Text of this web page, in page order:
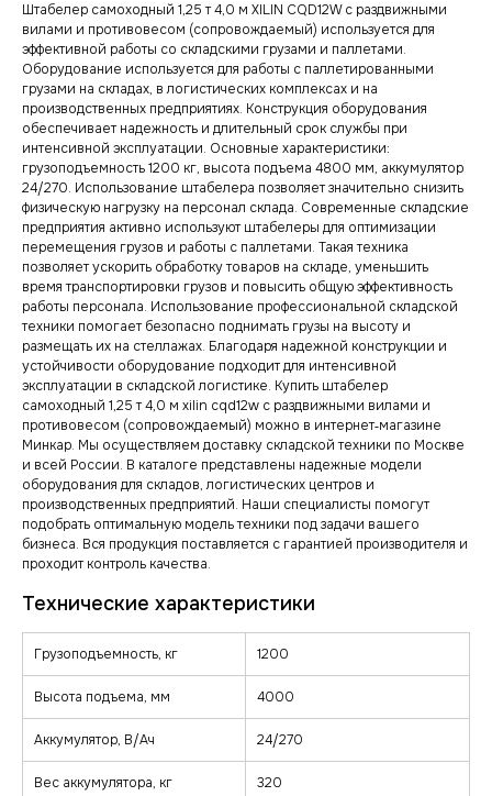
Штабелер самоходный 1,25 т 4,0 м XILIN CQD12W с раздвижными
вилами и противовесом (сопровождаемый) используется для
эффективной работы со складскими грузами и паллетами.
Оборудование используется для работы с паллетированными
грузами на складах, в логистических комплексах и на
производственных предприятиях. Конструкция оборудования
обеспечивает надежность и длительный срок службы при
интенсивной эксплуатации. Основные характеристики:
грузоподъемность 1200 кг, высота подъема 4800 мм, аккумулятор
24/270. Использование штабелера позволяет значительно снизить
физическую нагрузку на персонал склада. Современные складские
предприятия активно используют штабелеры для оптимизации
перемещения грузов и работы с паллетами. Такая техника
позволяет ускорить обработку товаров на складе, уменьшить
время транспортировки грузов и повысить общую эффективность
работы персонала. Использование профессиональной складской
техники помогает безопасно поднимать грузы на высоту и
размещать их на стеллажах. Благодаря надежной конструкции и
устойчивости оборудование подходит для интенсивной
эксплуатации в складской логистике. Купить штабелер
самоходный 1,25 т 4,0 м xilin cqd12w с раздвижными вилами и
противовесом (сопровождаемый) можно в интернет‑магазине
Минкар. Мы осуществляем доставку складской техники по Москве
и всей России. В каталоге представлены надежные модели
оборудования для складов, логистических центров и
производственных предприятий. Наши специалисты помогут
подобрать оптимальную модель техники под задачи вашего
бизнеса. Вся продукция поставляется с гарантией производителя и
проходит контроль качества.
Грузоподъемность, кг 1200
Высота подъема, мм 4000
Аккумулятор, В/Ач 24/270
Вес аккумулятора, кг 320